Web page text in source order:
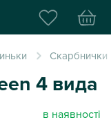
магазин
Скарбнички
4 вида
в наявності